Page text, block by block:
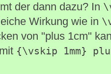
der dann dazu? In
Wirkung wie in
von "plus 1cm"
{\vskip 1mm}